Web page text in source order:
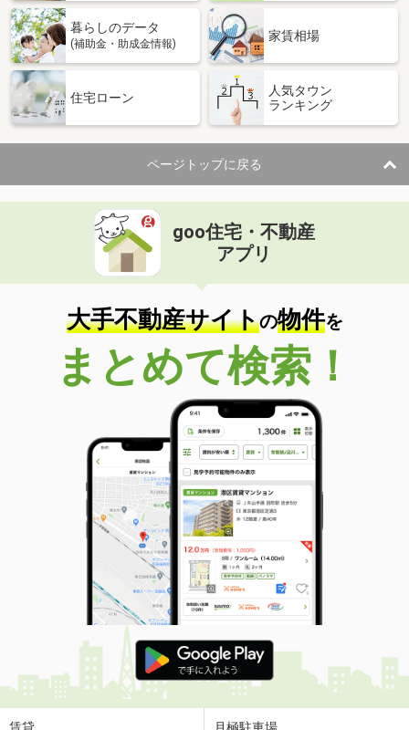
専有面積 23.61m²
間取り
鹿児島県薩摩川内市大王町
住 所
鹿児島県薩摩川内市大王町
専有面積 23.61m²
間取り
1K
鹿児島県薩摩川内市御陵下町
価 格
住 所
鹿児島県薩摩川内市御陵下町
専有面積 24m²
間取り
1K
鹿児島県薩摩川内市宮崎町
価 格
4.70万円
鹿児島県薩摩川内市宮崎町
31.32m²
間取り
1LDK
鹿児島県薩摩川内市大王町
価 格
4.50万円
住 所
鹿児島県薩摩川内市大王町
専有面積 28.02m²
間取り
1K
鹿児島県霧島市隼人町真孝
価 格
5.50万円
住 所
鹿児島県霧島市隼人町真孝
専有面積
暮らしのデータ
(補助金・助成金情報)
家賃相場
住宅ローン
人気タウン
ランキング
ページトップに戻る
goo住宅・不動産
アプリ
大手不動産サイトの物件を
まとめて検索！